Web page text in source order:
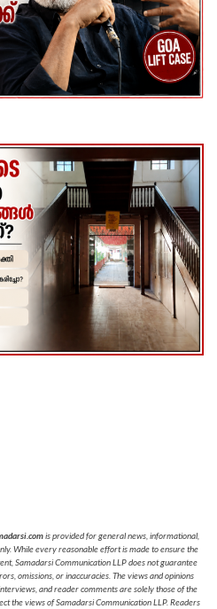
is provided for general news, informational,
While every reasonable effort is made to ensure the
Samadarsi Communication LLP does not guarantee
omissions, or inaccuracies. The views and opinions
and reader comments are solely those of the
the views of Samadarsi Communication LLP. Readers